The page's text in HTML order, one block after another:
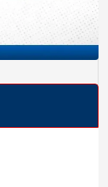
this browser